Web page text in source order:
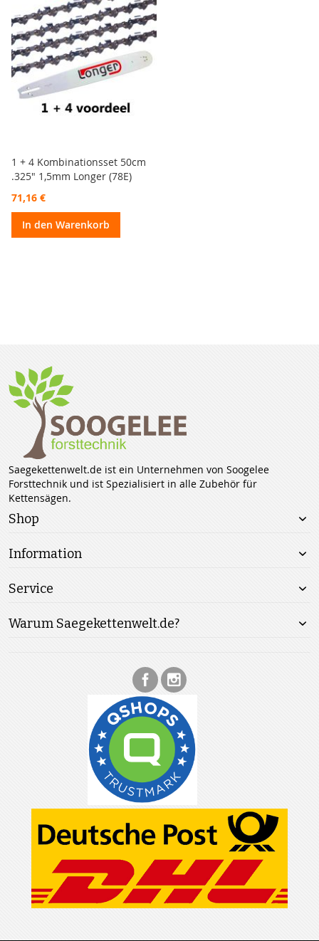
1 + 4 Kombinationsset 50cm
.325" 1,5mm Longer (78E)
71,16 €
In den Warenkorb
Saegekettenwelt.de ist ein Unternehmen von Soogelee
Forsttechnik und ist Spezialisiert in alle Zubehör für
Kettensägen.
Shop
Information
Service
Warum Saegekettenwelt.de?